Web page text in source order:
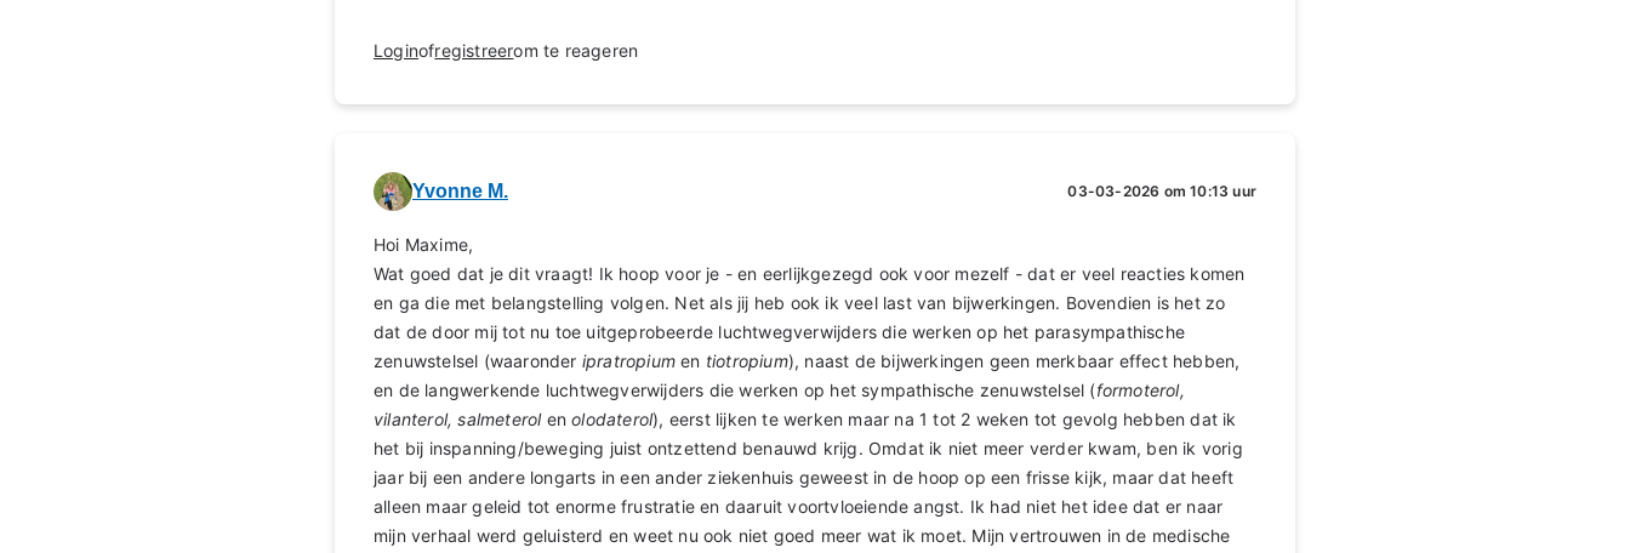
Loginofregistreerom te reageren
Yvonne M. 03-03-2026 om 10:13 uur
Hoi Maxime,
Wat goed dat je dit vraagt! Ik hoop voor je - en eerlijkgezegd ook voor mezelf - dat er veel reacties komen
en ga die met belangstelling volgen. Net als jij heb ook ik veel last van bijwerkingen. Bovendien is het zo
dat de door mij tot nu toe uitgeprobeerde luchtwegverwijders die werken op het parasympathische
zenuwstelsel (waaronder ipratropium en tiotropium), naast de bijwerkingen geen merkbaar effect hebben,
en de langwerkende luchtwegverwijders die werken op het sympathische zenuwstelsel (formoterol,
vilanterol, salmeterol enolodaterol), eerst lijken te werken maar na 1 tot 2 weken tot gevolg hebben dat ik
het bij inspanning/beweging juist ontzettend benauwd krijg. Omdat ik niet meer verder kwam, ben ik vorig
jaar bij een andere longarts in een ander ziekenhuis geweest in de hoop op een frisse kijk, maar dat heeft
alleen maar geleid tot enorme frustratie en daaruit voortvloeiende angst. Ik had niet het idee dat er naar
mijn verhaal werd geluisterd en weet nu ook niet goed meer wat ik moet. Mijn vertrouwen in de medische